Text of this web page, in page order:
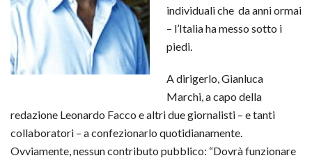
individuali che da anni ormai
– l’Italia ha messo sotto i
piedi.
A dirigerlo, Gianluca
Marchi, a capo della
redazione Leonardo Facco e altri due giornalisti – e tanti
collaboratori – a confezionarlo quotidianamente.
Ovviamente, nessun contributo pubblico: “Dovrà funzionare